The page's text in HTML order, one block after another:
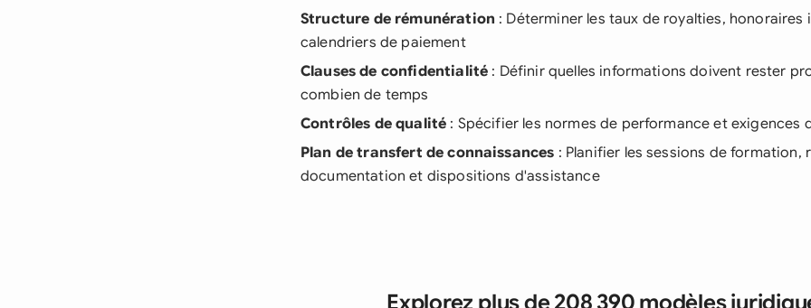
Structure de rémunération : Déterminer les taux de royalties, honoraires
calendriers de paiement
Clauses de confidentialité : Définir quelles informations doivent rester
combien de temps
Contrôles de qualité : Spécifier les normes de performance et exigences
Plan de transfert de connaissances : Planifier les sessions de formation,
documentation et dispositions d'assistance
Explorez plus de 208 390 modèles